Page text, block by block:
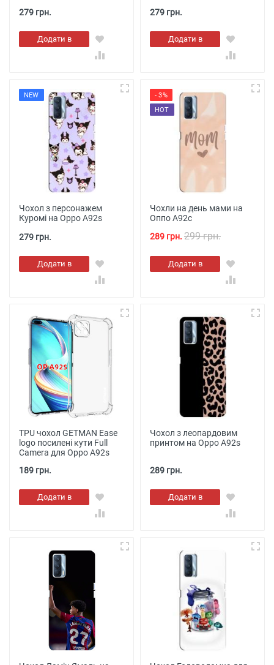
279 грн.
Додати в
кошик
279 грн.
Додати в
кошик
NEW
Чохол з персонажем
Куромі на Oppo A92s
279 грн.
Додати в
кошик
- 3%
HOT
Чохли на день мами на
Оппо А92с
289 грн. 299 грн.
Додати в
кошик
TPU чохол GETMAN Ease
logo посилені кути Full
Camera для Oppo A92s
189 грн.
Додати в
кошик
Чохол з леопардовим
принтом на Oppo A92s
289 грн.
Додати в
кошик